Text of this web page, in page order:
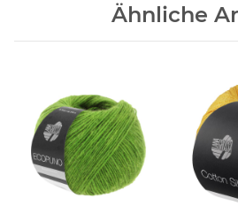
Ähnliche